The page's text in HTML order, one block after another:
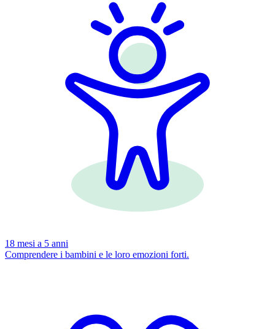
18 mesi a 5 anni
Comprendere i bambini e le loro emozioni forti.